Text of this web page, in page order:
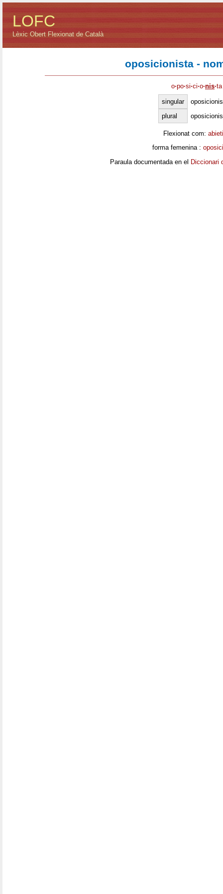
LOFC
Lèxic Obert Flexionat de Català
oposicionista -
o·po·si·ci·o·nis·ta
singular
plural
Flexionat com:
forma femenina :
Paraula documentada en el Diccionari